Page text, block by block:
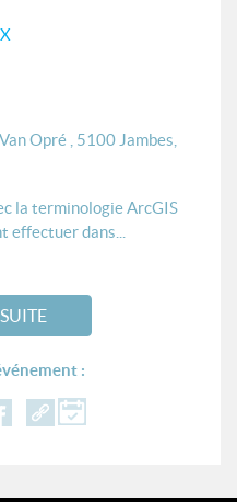
Opré , 5100 Jambes,
la terminologie ArcGIS
effectuer dans...
: